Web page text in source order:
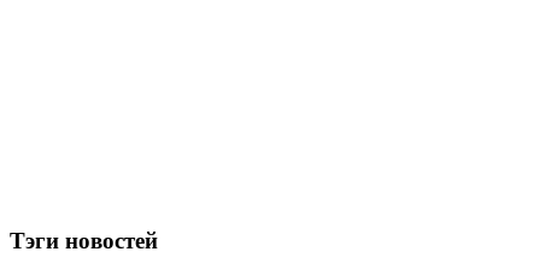
Тэги новостей